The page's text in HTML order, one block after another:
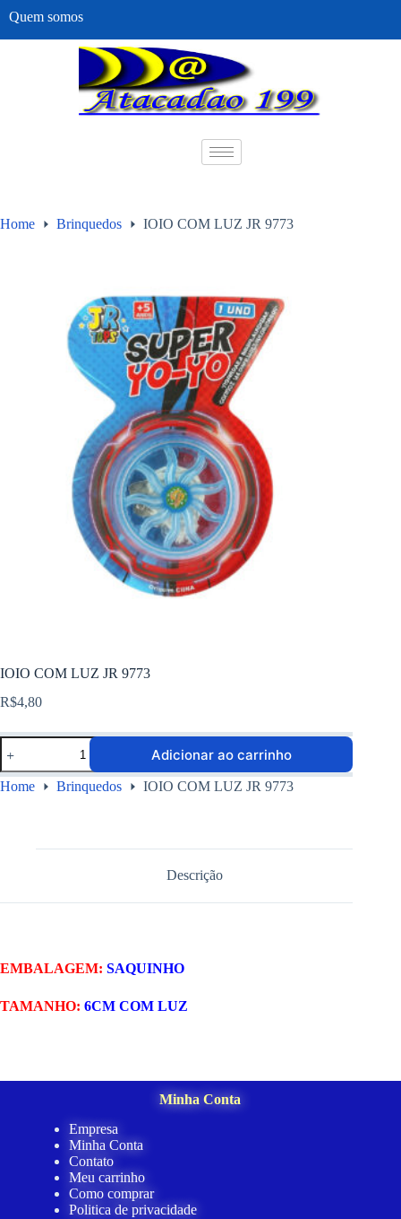
Quem somos
Home Brinquedos IOIO COM LUZ JR 9773
IOIO COM LUZ JR 9773
R$4,80
Adicionar ao carrinho
Home Brinquedos IOIO COM LUZ JR 9773
Descrição
EMBALAGEM: SAQUINHO
TAMANHO: 6CM COM LUZ
Minha Conta
Empresa
Minha Conta
Contato
Meu carrinho
Como comprar
Politica de privacidade